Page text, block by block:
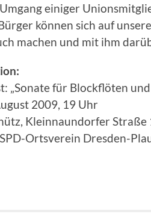
einiger
können sich auf
machen und mit ihm
„Sonate für Blockflöten und
2009, 19 Uhr
Kleinnaundorfer Straße
Ortsverein Dresden-